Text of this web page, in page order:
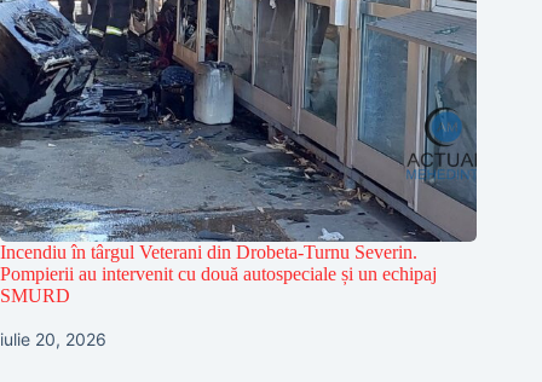
Incendiu în târgul Veterani din Drobeta-Turnu Severin.
Pompierii au intervenit cu două autospeciale și un echipaj
SMURD
iulie 20, 2026